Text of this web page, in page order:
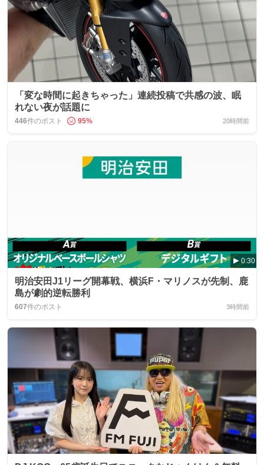
「変な時間に起きちゃった」連続投稿で共感の波、眠
れない夜が話題に
446件のポスト 95% 20時間前
0:30
明治安田J1リーグ開幕戦、横浜F・マリノスが先制、鹿
島が劇的逆転勝利
607件のポスト 3時間前